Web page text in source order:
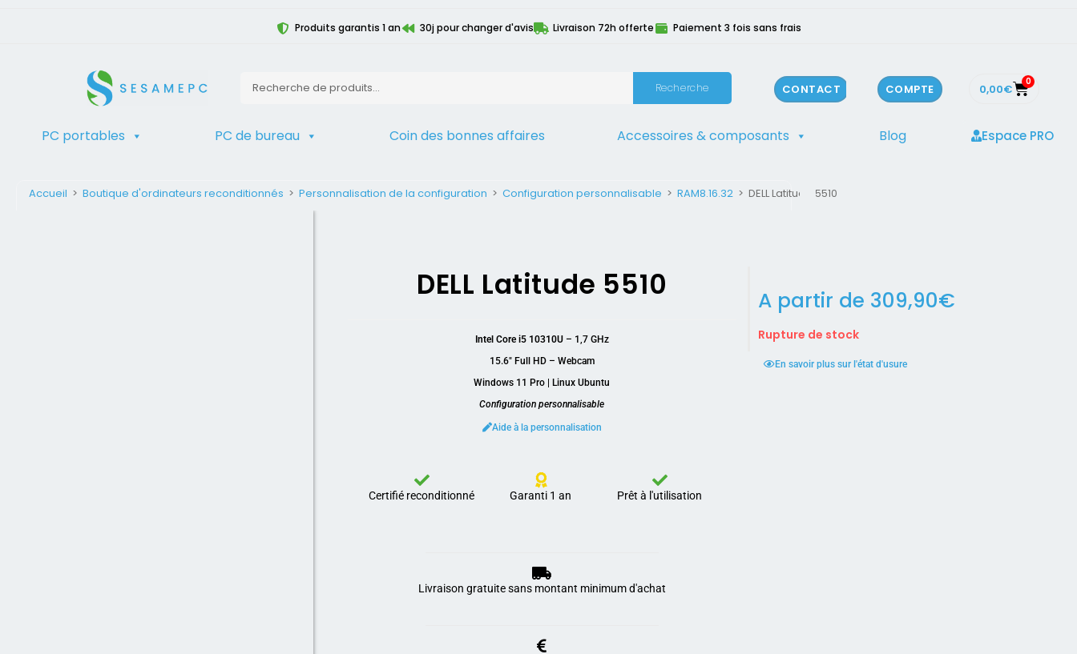
Produits garantis 1 an 30j pour changer d'avis Livraison 72h offerte Paiement 3 fois sans frais
Recherche CONTACT COMPTE 0,00€ 0
PC portables PC de bureau Coin des bonnes affaires Accessoires & composants Blog Espace PRO
Accueil > Boutique d'ordinateurs reconditionnés > Personnalisation de la configuration > Configuration personnalisable > RAM8.16.32 > DELL Latitude 5510
DELL Latitude 5510
Intel Core i5 10310U– 1,7 GHz
15.6″ Full HD – Webcam
Windows 11 Pro | Linux Ubuntu
Configuration personnalisable
Aide à la personnalisation
Certifié reconditionné Garanti 1 an Prêt à l'utilisation
Livraison gratuite sans montant minimum d'achat
A partir de 309,90€
Rupture de stock
En savoir plus sur l'état d'usure